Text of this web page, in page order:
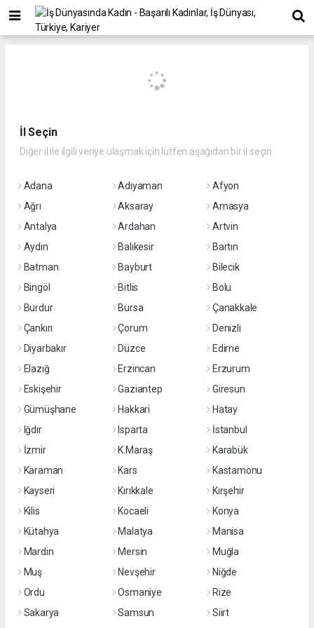
İl Seçin
Diğer il ile ilgili veriye ulaşmak için lütfen aşağıdan bir il seçin
Adana Adıyaman
Afyon
Ağrı
Aksaray
Amasya
Antalya
Ardahan
Artvin
Aydın
Balıkesir
Bartın
Batman
Bayburt
Bilecik
Bingöl
Bitlis
Bolu
Burdur
Bursa
Çanakkale
Çankırı
Çorum
Denizli
Diyarbakır
Düzce
Edirne
Elazığ
Erzincan
Erzurum
Eskişehir
Gaziantep
Giresun
Gümüşhane
Hakkari
Hatay
Iğdır
Isparta
İstanbul
İzmir
K.Maraş
Karabük
Karaman
Kars
Kastamonu
Kayseri
Kırıkkale
Kırşehir
Kilis
Kocaeli
Konya
Kütahya
Malatya
Manisa
Mardin
Mersin
Muğla
Muş
Nevşehir
Niğde
Ordu
Osmaniye
Rize
Sakarya
Samsun
Siirt